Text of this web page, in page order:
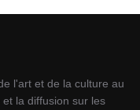
l'art et de la culture au
la diffusion sur les